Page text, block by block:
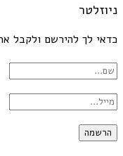
ניוזלטר
כדאי לך להירשם ולקבל